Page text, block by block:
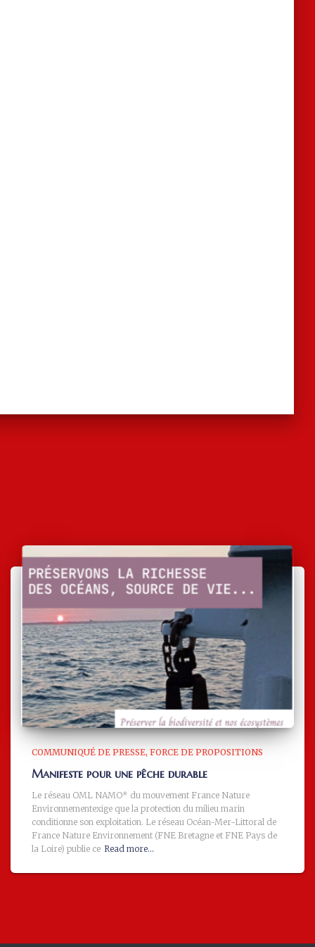
COMMUNIQUÉ DE PRESSE FORCE DE PROPOSITIONS
Manifeste pour une pêche durable
Le réseau OML NAMO* du mouvement France Nature
Environnementexige que la protection du milieu marin
conditionne son exploitation. Le réseau Océan-Mer-Littoral de
France Nature Environnement (FNE Bretagne et FNE Pays de
la Loire) publie ce Read more…